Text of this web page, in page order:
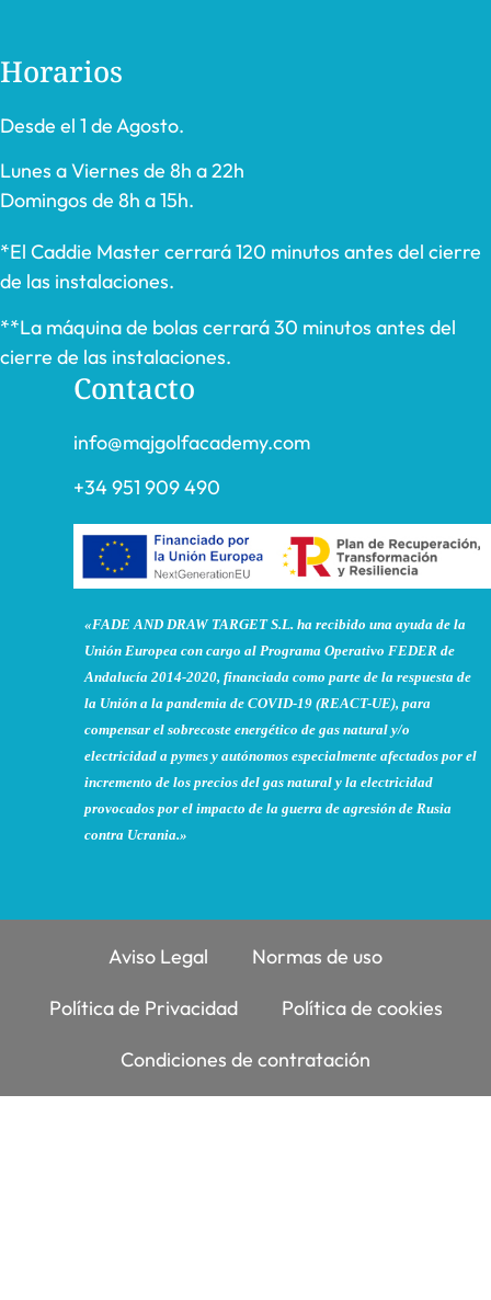
Horarios
Desde el 1 de Agosto.
Lunes a Viernes de 8h a 22h
Domingos de 8h a 15h.
*El Caddie Master cerrará 120 minutos antes del cierre
de las instalaciones.
**La máquina de bolas cerrará 30 minutos antes del
cierre de las instalaciones.
Contacto
info@majgolfacademy.com
+34 951 909 490
«FADE AND DRAW TARGET S.L. ha recibido una ayuda de la
Unión Europea con cargo al Programa Operativo FEDER de
Andalucía 2014-2020, financiada como parte de la respuesta de
la Unión a la pandemia de COVID-19 (REACT-UE), para
compensar el sobrecoste energético de gas natural y/o
electricidad a pymes y autónomos especialmente afectados por el
incremento de los precios del gas natural y la electricidad
provocados por el impacto de la guerra de agresión de Rusia
contra Ucrania.»
Aviso Legal Normas de uso
Política de Privacidad Política de cookies
Condiciones de contratación